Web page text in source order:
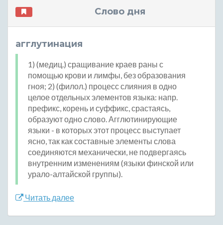
Слово дня
агглутинация
1) (медиц.) сращивание краев раны с
помощью крови и лимфы, без образования
гноя; 2) (филол.) процесс слияния в одно
целое отдельных элементов языка: напр.
префикс, корень и суффикс, срастаясь,
образуют одно слово. Агглютинирующие
языки - в которых этот процесс выступает
ясно, так как составные элементы слова
соединяются механически, не подвергаясь
внутренним изменениям (языки финской или
урало-алтайской группы).
Читать далее